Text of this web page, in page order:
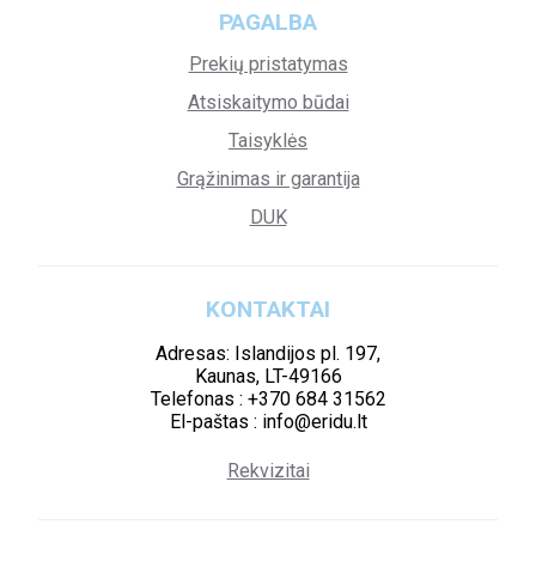
PAGALBA
Prekių pristatymas
Atsiskaitymo būdai
Taisyklės
Grąžinimas ir garantija
DUK
KONTAKTAI
Adresas: Islandijos pl. 197,
Kaunas, LT-49166
Telefonas : +370 684 31562
El-paštas : info@eridu.lt
Rekvizitai